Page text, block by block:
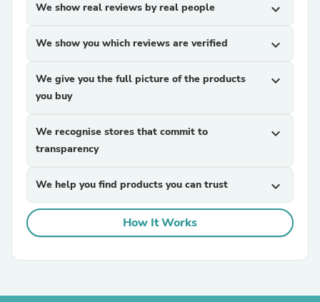
We show real reviews by real people expand_more
We show you which reviews are verified expand_more
We give you the full picture of the products
you buy
expand_more
We recognise stores that commit to
transparency
expand_more
We help you find products you can trust expand_more
How It Works